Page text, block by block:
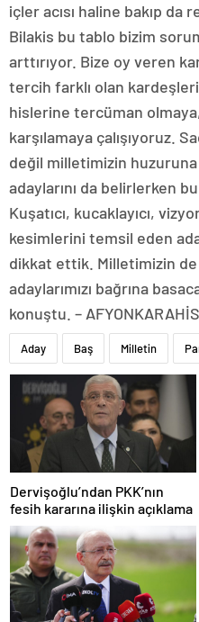
içler acısı haline bakıp da
Bilakis bu tablo bizim
arttırıyor. Bize oy veren
tercih farklı olan
hislerine tercüman
karşılamaya çalışıyoruz.
değil milletimizin huzuruna
adaylarını da belirlerken
Kuşatıcı, kucaklayıcı,
kesimlerini temsil eden
dikkat ettik. Milletimizin
adaylarımızı bağrına
konuştu. –
Aday Baş Milletin
Dervişoğlu’ndan PKK’nın
fesih kararına ilişkin açıklama